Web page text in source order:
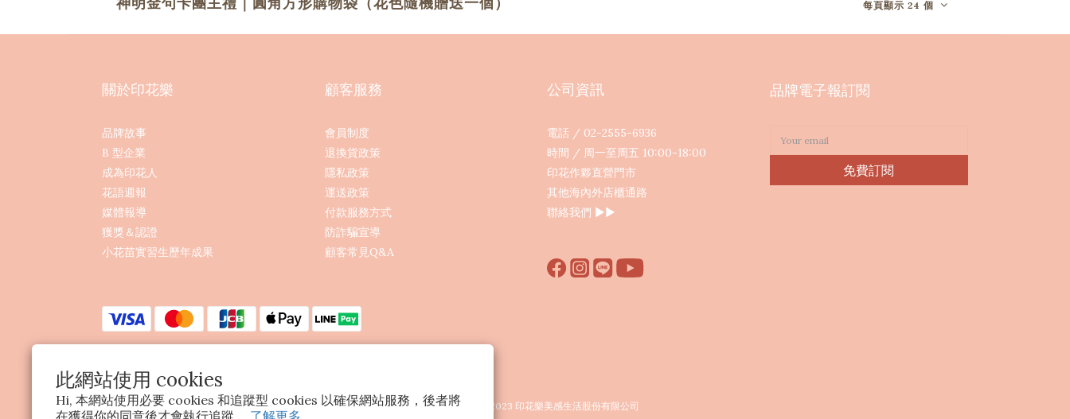
此網站使用 cookies
Hi, 本網站使用必要 cookies 和追蹤型 cookies 以確保網站服務，後者將
在獲得你的同意後才會執行追蹤。 了解更多
每頁顯示 24 個
關於印花樂
品牌故事
B 型企業
成為印花人
花語週報
媒體報導
獲獎＆認證
小花苗實習生歷年成果
顧客服務
會員制度
退換貨政策
隱私政策
運送政策
付款服務方式
防詐騙宣導
顧客常見Q&A
公司資訊
電話 / 02-2555-6936
時間 / 周一至周五 10:00-18:00
印花作夥直營門市
其他海內外店櫃通路
聯絡我們 ▶︎▶︎
品牌電子報訂閱
免費訂閱
Copyright © 2023 印花樂美感生活股份有限公司